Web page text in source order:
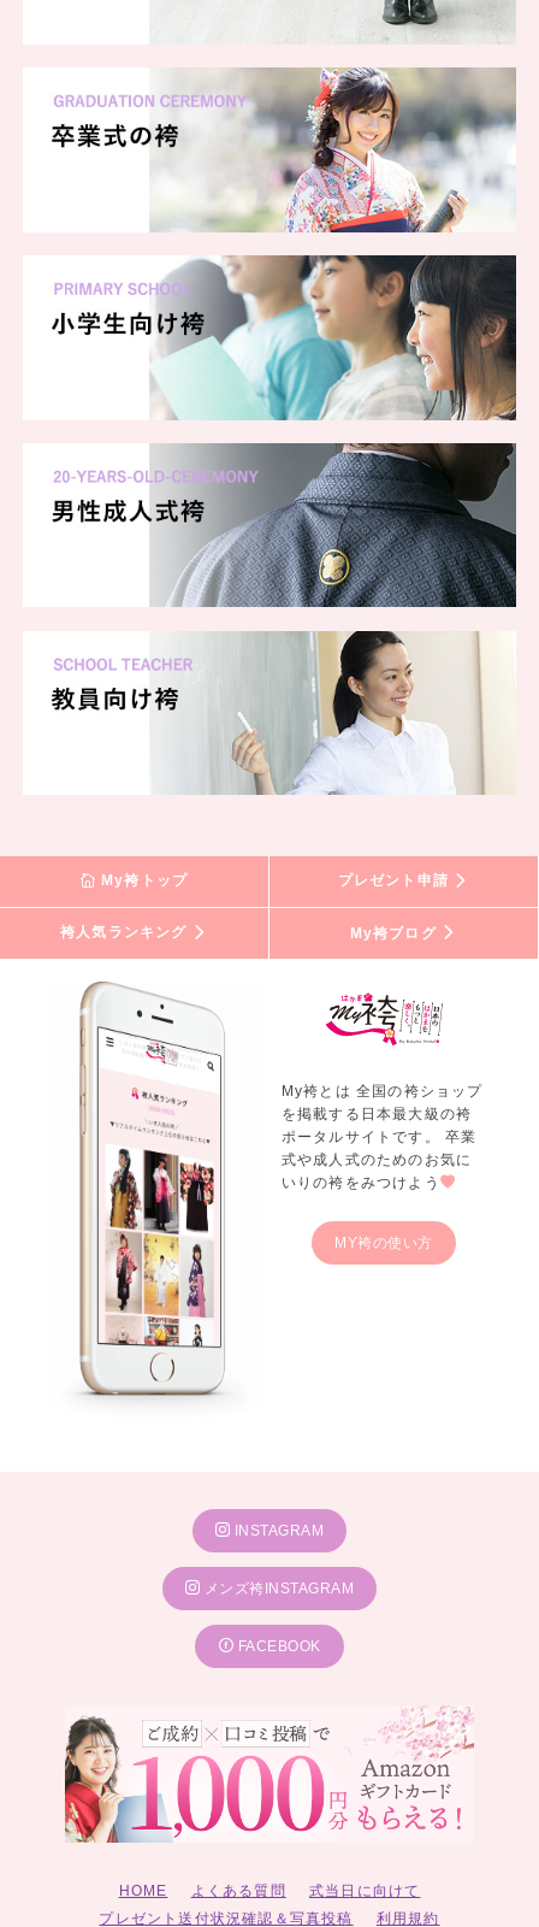
My袴トップ プレゼント申請
袴人気ランキング My袴ブログ
My袴とは 全国の袴ショップ
を掲載する日本最大級の袴
ポータルサイトです。 卒業
式や成人式のためのお気に
いりの袴をみつけよう
MY袴の使い方
INSTAGRAM
メンズ袴INSTAGRAM
FACEBOOK
HOME よくある質問
式当日に向けて
プレゼント送付状況確認＆写真投稿
利用規約